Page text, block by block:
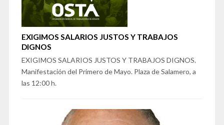
EXIGIMOS SALARIOS JUSTOS Y TRABAJOS
DIGNOS
EXIGIMOS SALARIOS JUSTOS Y TRABAJOS DIGNOS.
Manifestación del Primero de Mayo. Plaza de Salamero, a
las 12:00 h.